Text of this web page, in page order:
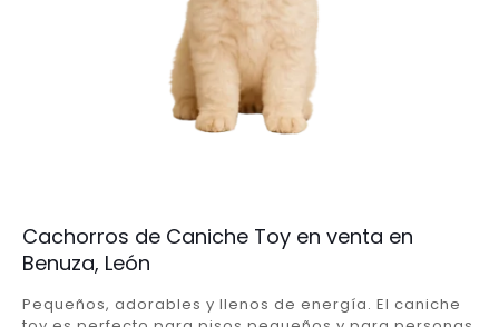
Cachorros de Caniche Toy en venta en
Benuza, León
Pequeños, adorables y llenos de energía. El caniche